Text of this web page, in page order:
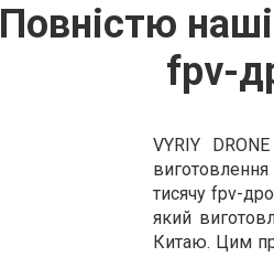
Повністю
fpv-
VYRIY
тисячу fpv-
який
Китаю. Цим